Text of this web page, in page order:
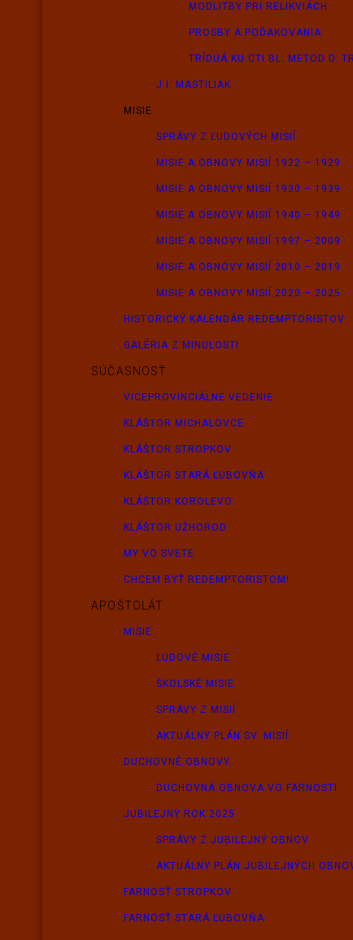
MODLITBY PRI RELIKVIÁCH
PROSBY A POĎAKOVANIA
TRÍDUÁ KU CTI BL. METOD D.
J.I. MASTILIAK
MISIE
SPRÁVY Z ĽUDOVÝCH MISIÍ
MISIE A OBNOVY MISIÍ 1922 – 1929
MISIE A OBNOVY MISIÍ 1930 – 1939
MISIE A OBNOVY MISIÍ 1940 – 1949
MISIE A OBNOVY MISIÍ 1997 – 2009
MISIE A OBNOVY MISIÍ 2010 – 2019
MISIE A OBNOVY MISIÍ 2020 – 2025
HISTORICKÝ KALENDÁR REDEMPTORISTOV
GALÉRIA Z MINULOSTI
SÚČASNOSŤ
VICEPROVINCIÁLNE VEDENIE
KLÁŠTOR MICHALOVCE
KLÁŠTOR STROPKOV
KLÁŠTOR STARÁ ĽUBOVŇA
KLÁŠTOR KOROLEVO
KLÁŠTOR UŽHOROD
MY VO SVETE
CHCEM BYŤ REDEMPTORISTOM!
APOŠTOLÁT
MISIE
ĽUDOVÉ MISIE
ŠKOLSKÉ MISIE
SPRÁVY Z MISIÍ
AKTUÁLNY PLÁN SV. MISIÍ
DUCHOVNÉ OBNOVY
DUCHOVNÁ OBNOVA VO FARNOSTI
JUBILEJNÝ ROK 2025
SPRÁVY Z JUBILEJNÝ OBNOV
AKTUÁLNY PLÁN JUBILEJNÝCH
FARNOSŤ STROPKOV
FARNOSŤ STARÁ ĽUBOVŇA